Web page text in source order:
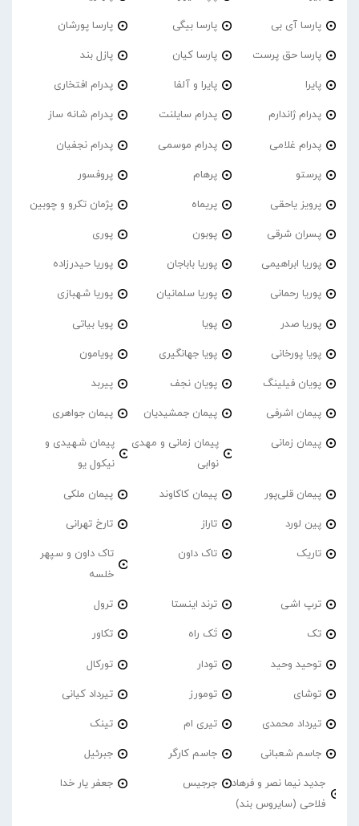
پارسا آی بی پارسا بیگی پارسا پورشان
پارسا حق پرست پارسا کیان پازل بند
پایرا پایرا و آلفا پدرام افتخاری
پدرام ژاندارم پدرام‌ سایلنت پدرام شانه ساز
پدرام غلامی پدرام موسمی پدرام نجفیان
پرستو پرهام پروفسور
پرویز یاحقی پریماه پژمان تکرو و چوبین
پسران شرقی پوبون پوری
پوریا ابراهیمی پوریا باباجان پوریا حیدرزاده
پوریا رحمانی پوریا سلمانیان پوریا شهبازی
پوریا صدر پویا پویا بیاتی
پویا پورخانی پویا جهانگیری پویامون
پویان فیلینگ پویان نجف پیربد
پیمان اشرفی پیمان جمشیدیان پیمان جواهری
پیمان زمانی
پیمان زمانی و مهدی
نوابی
پیمان شهیدی و
نیکول یو
پیمان قلی‌پور پیمان کاکاوند پیمان ملکی
پین لورد تاراز تارخ تهرانی
تاریک تاک داون
تاک داون و سپهر
خلسه
ترپ اشی ترند اینستا ترول
تک تَک راه تکاور
توحید وحید تودار تورکال
توشای تومورز تیرداد کیانی
تیرداد محمدی تیری ام تینک
جاسم شعبانی جاسم کارگر جبرئیل
جدید نیما نصر و فرهاد
فلاحی (سایروس بند)
جرجیس جعفر یار خدا